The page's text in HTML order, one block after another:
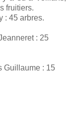
fruitiers.
: 45 arbres.
: 25
Guillaume : 15